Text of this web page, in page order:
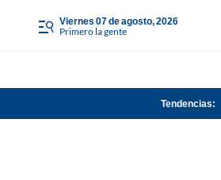
viernes 07 de agosto, 2026
Primero la gente
Tendencias: